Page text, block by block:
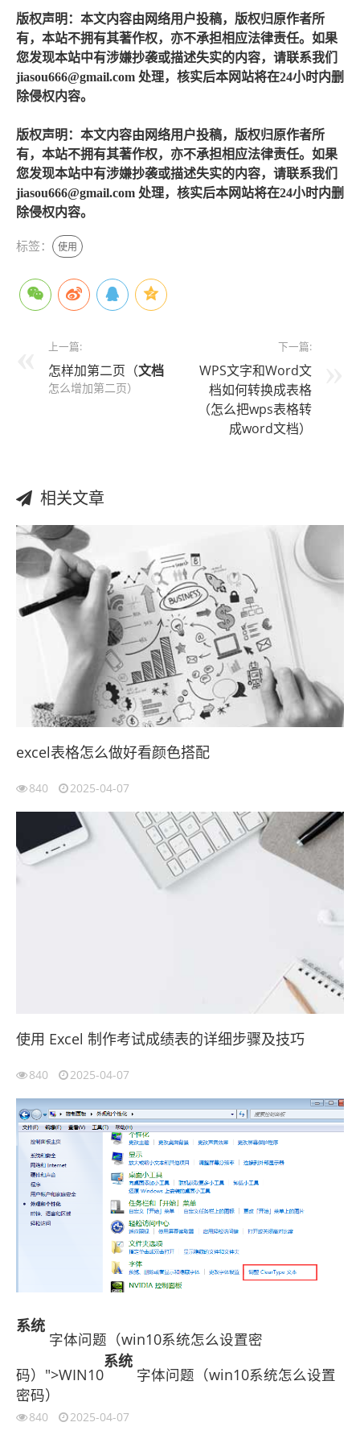
版权声明：本文内容由网络用户投稿，版权归原作者所
有，本站不拥有其著作权，亦不承担相应法律责任。如果
您发现本站中有涉嫌抄袭或描述失实的内容，请联系我们
jiasou666@gmail.com 处理，核实后本网站将在24小时内删
除侵权内容。
版权声明：本文内容由网络用户投稿，版权归原作者所
有，本站不拥有其著作权，亦不承担相应法律责任。如果
您发现本站中有涉嫌抄袭或描述失实的内容，请联系我们
jiasou666@gmail.com 处理，核实后本网站将在24小时内删
除侵权内容。
标签： 使用
上一篇:
怎样加第二页（文档
怎么增加第二页）
下一篇:
WPS文字和Word文
档如何转换成表格
（怎么把wps表格转
成word文档）
相关文章
excel表格怎么做好看颜色搭配
840 2025-04-07
使用 Excel 制作考试成绩表的详细步骤及技巧
840 2025-04-07
系统
字体问题（win10系统怎么设置密
码）">WIN10
系统
字体问题（win10系统怎么设置
密码）
840 2025-04-07